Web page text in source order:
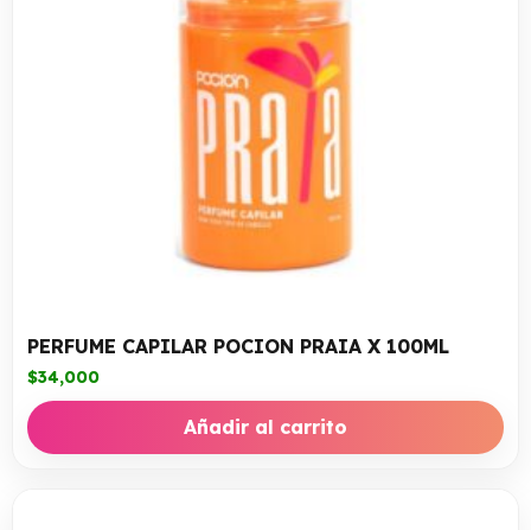
PERFUME CAPILAR POCION PRAIA X 100ML
$34,000
Añadir al carrito